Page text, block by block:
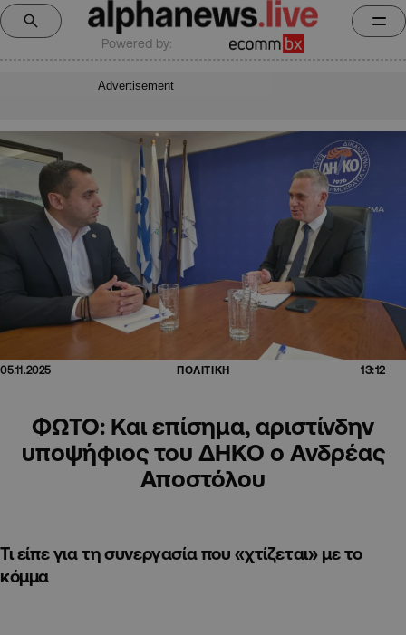
Powered by:
Advertisement
05.11.2025 ΠΟΛΙΤΙΚΗ 13:12
ΦΩΤΟ: Και επίσημα, αριστίνδην
υποψήφιος του ΔΗΚΟ ο Ανδρέας
Αποστόλου
Τι είπε για τη συνεργασία που «χτίζεται» με το
κόμμα